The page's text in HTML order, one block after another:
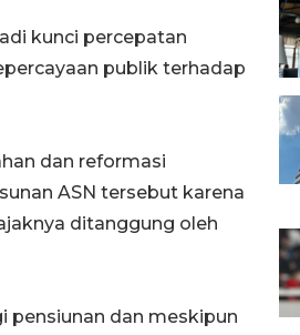
kunci percepatan
publik terhadap
dan reformasi
ASN tersebut karena
ditanggung oleh
pensiunan dan meskipun